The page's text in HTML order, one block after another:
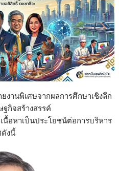
งานพิเศษจากผลการศึกษาเชิงลึก
ฐกิจสร้างสรรค์
นื้อหาเป็นประโยชน์ต่อการบริหาร
งนี้